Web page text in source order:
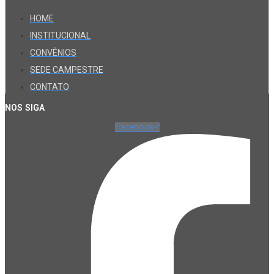
HOME
INSTITUCIONAL
CONVÊNIOS
SEDE CAMPESTRE
CONTATO
NOS SIGA
Facebook-f